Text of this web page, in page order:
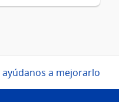
ayúdanos a mejorarlo